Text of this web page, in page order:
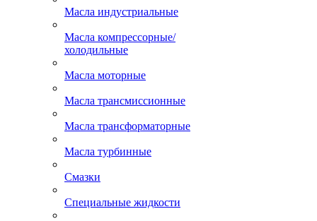
Масла индустриальные
Масла компрессорные/
холодильные
Масла моторные
Масла трансмиссионные
Масла трансформаторные
Масла турбинные
Смазки
Специальные жидкости